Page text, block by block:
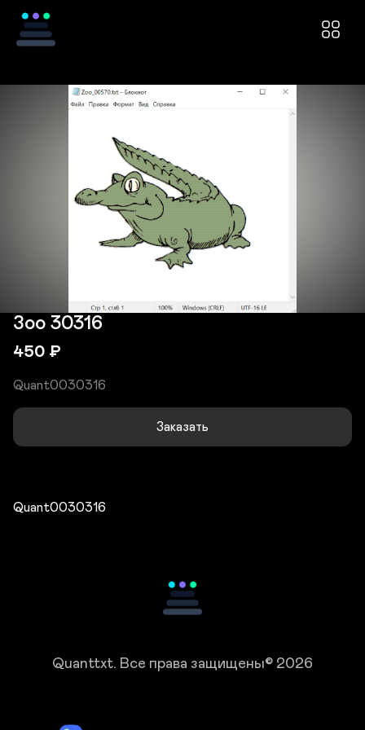
Зоо 30316
450 ₽
Quant0030316
Заказать
Quant0030316
Quanttxt. Все права защищены© 2026